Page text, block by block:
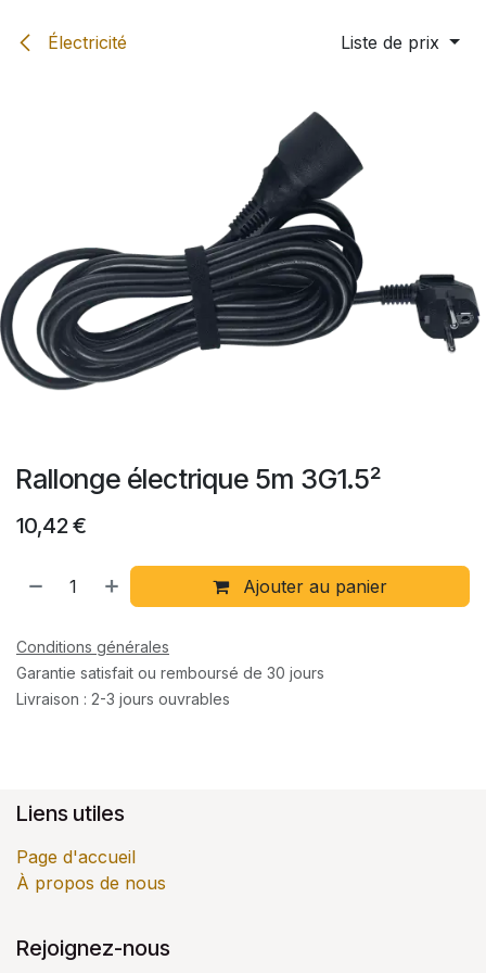
Électricité
Liste de prix
Rallonge électrique 5m 3G1.5²
10,42€
Ajouter au panier
Conditions générales
Garantie satisfait ou remboursé de 30 jours
Livraison : 2-3 jours ouvrables
Liens utiles
Page d'accueil
À propos de nous
Rejoignez-nous